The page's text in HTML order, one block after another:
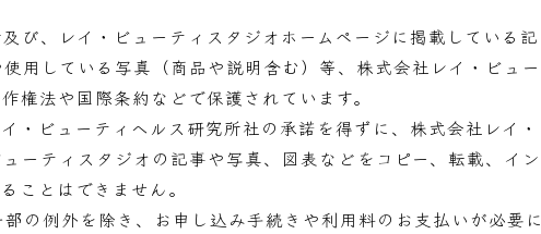
び、レイ・ビューティスタジオホームページに掲載している記
用している写真（商品や説明含む）等、株式会社レイ・ビュー
権法や国際条約などで保護されています。
・ビューティヘルス研究所社の承諾を得ずに、株式会社レイ・
ーティスタジオの記事や写真、図表などをコピー、転載、イン
ことはできません。
の例外を除き、お申し込み手続きや利用料のお支払いが必要に